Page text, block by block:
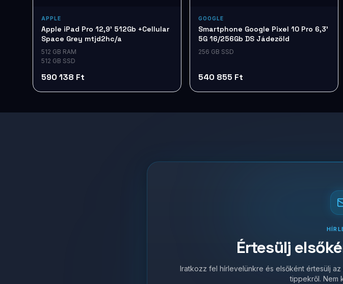
APPLE
Apple iPad Pro 12,9' 512Gb +Cellular
Space Grey mtjd2hc/a
512 GB RAM
512 GB SSD
590 138 Ft
GOOGLE
Smartphone Google Pixel 10 Pro 6,3'
5G 16/256Gb DS Jádezöld
256 GB SSD
540 855 Ft
Értesülj
Iratkozz fel hírlevelünkre és elsőként értesülj
tippekről. Nem